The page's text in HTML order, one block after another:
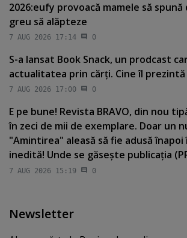
2026:eufy provoacă mamele să
greu să alăpteze
7 AUG 2026 17:14 0
S-a lansat Book Snack, un prodcast
actualitatea prin cărţi. Cine îl prezintă
7 AUG 2026 17:00 0
E pe bune! Revista BRAVO, din nou
în zeci de mii de exemplare. Doar un
"Amintirea" aleasă să fie adusă
inedită! Unde se găseşte publicaţia
7 AUG 2026 15:19 0
Newsletter